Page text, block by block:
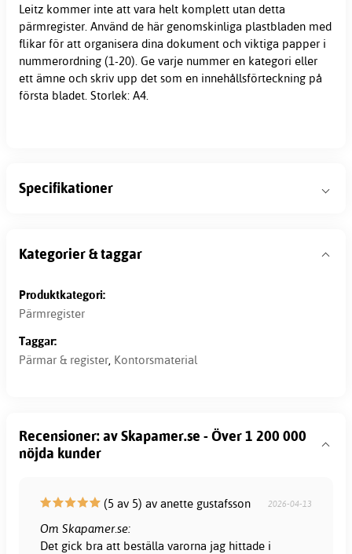
Leitz kommer inte att vara helt komplett utan detta
pärmregister . Använd de här genomskinliga plastbladen med
flikar för att organisera dina dokument och viktiga papper i
nummerordning (1-20). Ge varje nummer en kategori eller
ett ämne och skriv upp det som en innehållsförteckning på
första bladet. Storlek: A4.
Specifikationer
Kategorier & taggar
Produktkategori:
Pärmregister
Taggar:
Pärmar & register, Kontorsmaterial
Recensioner: av Skapamer.se - Över 1 200 000
nöjda kunder
(5 av 5) av anette gustafsson 2026-04-13
Om Skapamer.se:
Det gick bra att beställa varorna jag hittade i